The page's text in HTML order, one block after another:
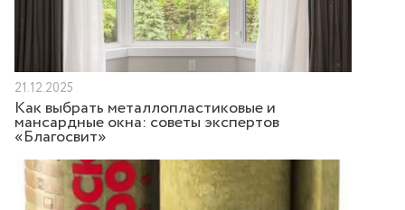
21.12.2025
Как выбрать металлопластиковые и
мансардные окна: советы экспертов
«Благосвит»